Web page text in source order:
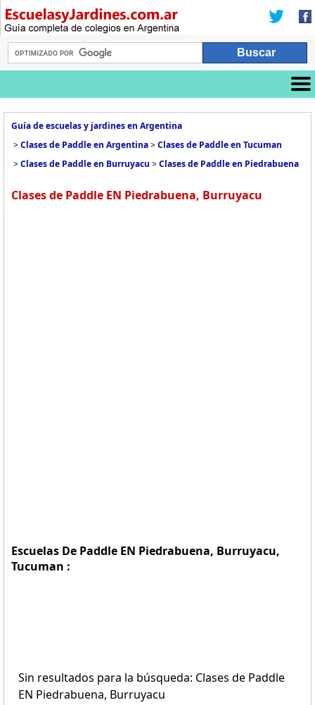
Guía de escuelas y jardines en Argentina
>Clases de Paddle en Argentina>Clases de Paddle en Tucuman
>Clases de Paddle en Burruyacu >Clases de Paddle en Piedrabuena
Clases de Paddle EN Piedrabuena, Burruyacu
Escuelas De Paddle EN Piedrabuena, Burruyacu,
Tucuman :
Sin resultados para la búsqueda: Clases de Paddle
EN Piedrabuena, Burruyacu